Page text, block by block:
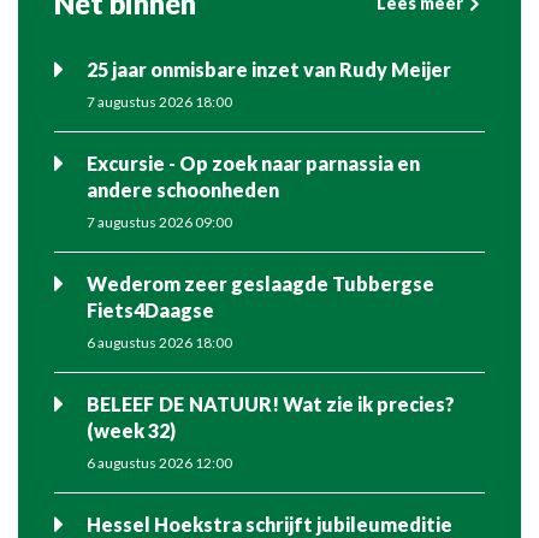
25 jaar onmisbare inzet van Rudy Meijer
7 augustus 2026 18:00
Excursie - Op zoek naar parnassia en
andere schoonheden
7 augustus 2026 09:00
Wederom zeer geslaagde Tubbergse
Fiets4Daagse
6 augustus 2026 18:00
BELEEF DE NATUUR! Wat zie ik precies?
(week 32)
6 augustus 2026 12:00
Hessel Hoekstra schrijft jubileumeditie